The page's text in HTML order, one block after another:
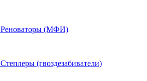
Реноваторы (МФИ)
Степлеры (гвоздезабиватели)